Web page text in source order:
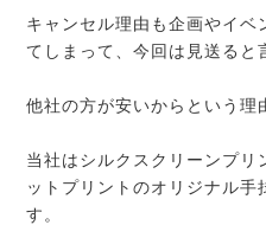
キャンセル理由も企画やイベ
てしまって、今回は見送ると
他社の方が安いからという理
当社はシルクスクリーンプリ
ットプリントのオリジナル手
す。